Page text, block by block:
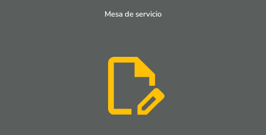
Mesa de servicio